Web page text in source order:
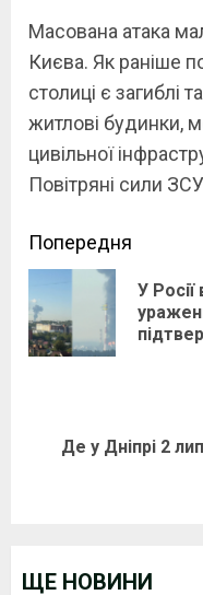
Масована атака
Києва. Як раніше
столиці є загиблі
житлові будинки,
цивільної
Повітряні сили
Continue
Reading
Попередня
У Росії
NextДе у Дніпрі 2
ЩЕ НОВИНИ